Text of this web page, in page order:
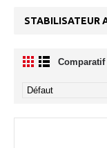
STABILISATEUR